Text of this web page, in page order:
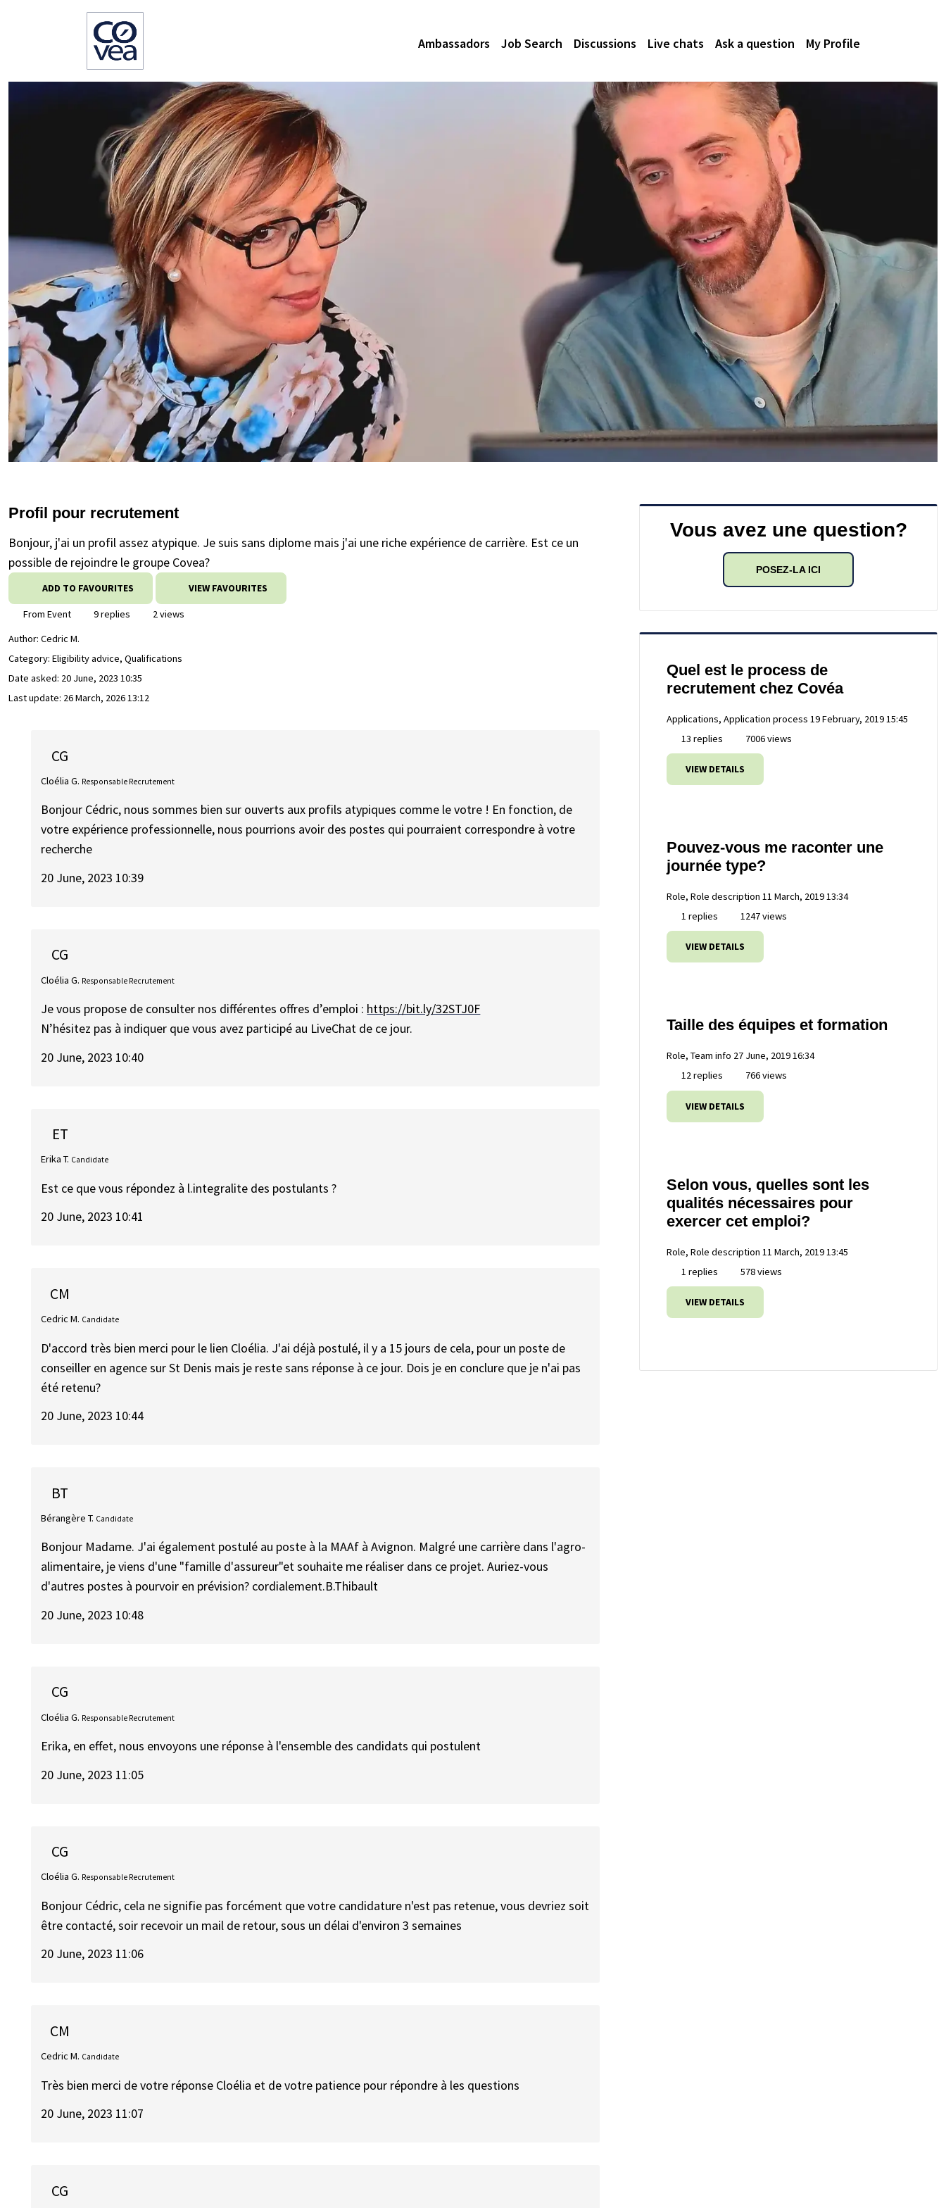
Ambassadors Job Search Discussions Live chats Ask a question My Profile
Profil pour recrutement
Bonjour, j'ai un profil assez atypique. Je suis sans diplome mais j'ai une riche expérience de carrière. Est ce un
possible de rejoindre le groupe Covea?
ADD TO FAVOURITES VIEW FAVOURITES
From Event 9 replies
2 views
Author: Cedric M.
Category: Eligibility advice, Qualifications
Date asked: 20 June, 2023 10:35
Last update: 26 March, 2026 13:12
CG
Cloélia G. Responsable Recrutement
Bonjour Cédric, nous sommes bien sur ouverts aux profils atypiques comme le votre ! En fonction, de
votre expérience professionnelle, nous pourrions avoir des postes qui pourraient correspondre à votre
recherche
20 June, 2023 10:39
CG
Cloélia G. Responsable Recrutement
Je vous propose de consulter nos différentes offres d’emploi : https://bit.ly/32STJ0F
N’hésitez pas à indiquer que vous avez participé au LiveChat de ce jour.
20 June, 2023 10:40
ET
Erika T. Candidate
Est ce que vous répondez à l.integralite des postulants ?
20 June, 2023 10:41
CM
Cedric M. Candidate
D'accord très bien merci pour le lien Cloélia. J'ai déjà postulé, il y a 15 jours de cela, pour un poste de
conseiller en agence sur St Denis mais je reste sans réponse à ce jour. Dois je en conclure que je n'ai pas
été retenu?
20 June, 2023 10:44
BT
Bérangère T. Candidate
Bonjour Madame. J'ai également postulé au poste à la MAAf à Avignon. Malgré une carrière dans l'agro-
alimentaire, je viens d'une "famille d'assureur"et souhaite me réaliser dans ce projet. Auriez-vous
d'autres postes à pourvoir en prévision? cordialement.B.Thibault
20 June, 2023 10:48
CG
Cloélia G. Responsable Recrutement
Erika, en effet, nous envoyons une réponse à l'ensemble des candidats qui postulent
20 June, 2023 11:05
CG
Cloélia G. Responsable Recrutement
Bonjour Cédric, cela ne signifie pas forcément que votre candidature n'est pas retenue, vous devriez soit
être contacté, soir recevoir un mail de retour, sous un délai d'environ 3 semaines
20 June, 2023 11:06
CM
Cedric M. Candidate
Très bien merci de votre réponse Cloélia et de votre patience pour répondre à les questions
20 June, 2023 11:07
CG
Vous avez une question?
POSEZ-LA ICI
Quel est le process de
recrutement chez Covéa
Applications, Application process 19 February, 2019 15:45
13 replies
7006 views
VIEW DETAILS
Pouvez-vous me raconter une
journée type?
Role, Role description 11 March, 2019 13:34
1 replies
1247 views
VIEW DETAILS
Taille des équipes et formation
Role, Team info 27 June, 2019 16:34
12 replies
766 views
VIEW DETAILS
Selon vous, quelles sont les
qualités nécessaires pour
exercer cet emploi?
Role, Role description 11 March, 2019 13:45
1 replies
578 views
VIEW DETAILS